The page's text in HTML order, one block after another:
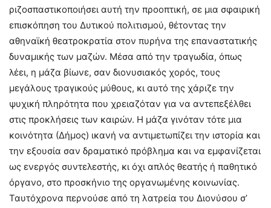
ριζοσπαστικοποιήσει αυτή την προοπτική, σε μια σφαιρική
επισκόπηση του Δυτικού πολιτισμού, θέτοντας την
αθηναϊκή θεατροκρατία στον πυρήνα της επαναστατικής
δυναμικής των μαζών. Μέσα από την τραγωδία, όπως
λέει, η μάζα βίωνε, σαν διονυσιακός χορός, τους
μεγάλους τραγικούς μύθους, κι αυτό της χάριζε την
ψυχική πληρότητα που χρειαζόταν για να αντεπεξέλθει
στις προκλήσεις των καιρών. Η μάζα γινόταν τότε μια
κοινότητα (Δήμος) ικανή να αντιμετωπίζει την ιστορία και
την εξουσία σαν δραματικό πρόβλημα και να εμφανίζεται
ως ενεργός συντελεστής, κι όχι απλός θεατής ή παθητικό
όργανο, στο προσκήνιο της οργανωμένης κοινωνίας.
Ταυτόχρονα περνούσε από τη λατρεία του Διονύσου σ’